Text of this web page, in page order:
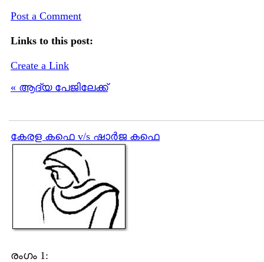
Post a Comment
Links to this post:
Create a Link
« ആദ്യ പേജിലേക്ക്
കേരള കഫെ v/s ഷാര്‍ജ കഫെ
രംഗം 1: